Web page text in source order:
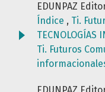
EDUNPAZ
Índice , Ti.
TECNOLOGÍAS
Ti. Futuros